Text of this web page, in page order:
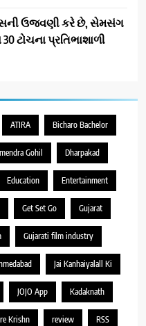
ઉજવણી કરે છે, સેમસંગ
ટોચના પ્રતિભાશાળી
ATIRA Bicharo Bachelor
Gohil Dharpakad
Education Entertainment
Get Set Go Gujarat
Gujarati film industry
Jai Kanhaiyalall Ki
JOJO App Kadaknath
Krishn review RSS